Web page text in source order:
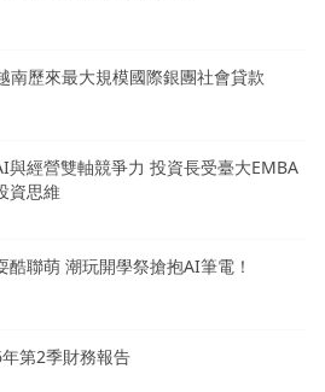
南歷來最大規模國際銀團社會貸款
與經營雙軸競爭力 投資長受臺大EMBA
資思維
酷聯萌 潮玩開學祭搶抱AI筆電！
第2季財務報告